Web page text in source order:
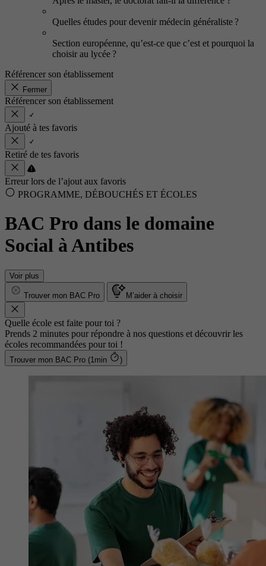
Quelles études pour devenir médecin généraliste ?
Section européenne, qu’est-ce que c’est et pourquoi la
choisir au lycée ?
Référencer son établissement
Fermer
Référencer son établissement
Ajouté à tes favoris
Retiré de tes favoris
Erreur lors de l’ajout aux favoris
PROGRAMME, DÉBOUCHÉS ET ÉCOLES
BAC Pro dans le domaine
Social à Antibes
Voir plus
Trouver mon BAC Pro M’aider à choisir
Quelle école est faite pour toi ?
Prends 2 minutes pour répondre à nos questions et découvrir les
écoles recommandées pour toi !
Trouver mon BAC Pro (1min )